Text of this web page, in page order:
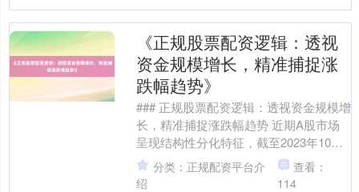
《正规股票配资逻辑：透视
资金规模增长，精准捕捉涨
跌幅趋势》
### 正规股票配资逻辑：透视资金规模增
长，精准捕捉涨跌幅趋势 近期A股市场
呈现结构性分化特征，截至2023年10月
20日，上证指数收于3038.97点，周跌
幅....
分类：正规配资平台介
绍
查看：
114